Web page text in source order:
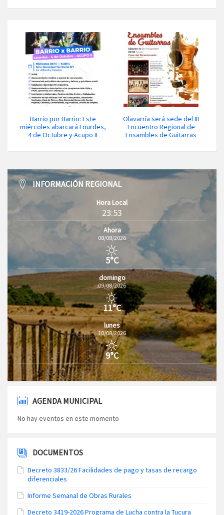
Barrio por Barrio: Este
miércoles abarcará Lourdes,
4 de Octubre y Acupo II
Olavarría será sede del III
Encuentro Regional de
Ensambles de Guitarras
INFORMACIÓN REGIONAL
Hora Local
23:53
Ahora
08/08/2026
5°C
domingo
09/08/2026
11°C
lunes
10/08/2026
9°C
AGENDA MUNICIPAL
No hay eventos en este momento
DOCUMENTOS
Decreto 3833/26 Facilidades de pago y tasas de recargo
diferenciales
Informe Semanal de Obras Rurales
Decreto 3419-2026 Programa de Lucha contra la Tucura